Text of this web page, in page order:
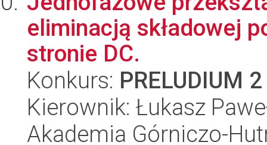
eliminacją składowej
stronie DC.
Konkurs: PRELUDIUM 2
Kierownik: Łukasz
Akademia Górniczo-